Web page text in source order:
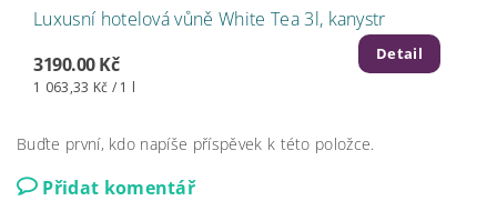
Luxusní hotelová vůně White Tea 3l, kanystr
3190.00 Kč
1 063,33 Kč / 1 l
Detail
Buďte první, kdo napíše příspěvek k této položce.
Přidat komentář